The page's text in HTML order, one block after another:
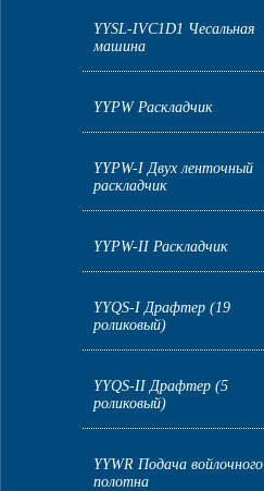
YYSL-IVC1D1 Чесальная
машина
YYPW Раскладчик
YYPW-I Двух ленточный
раскладчик
YYPW-II Раскладчик
YYQS-I Драфтер (19
роликовый)
YYQS-II Драфтер (5
роликовый)
YYWR Подача войлочного
полотна